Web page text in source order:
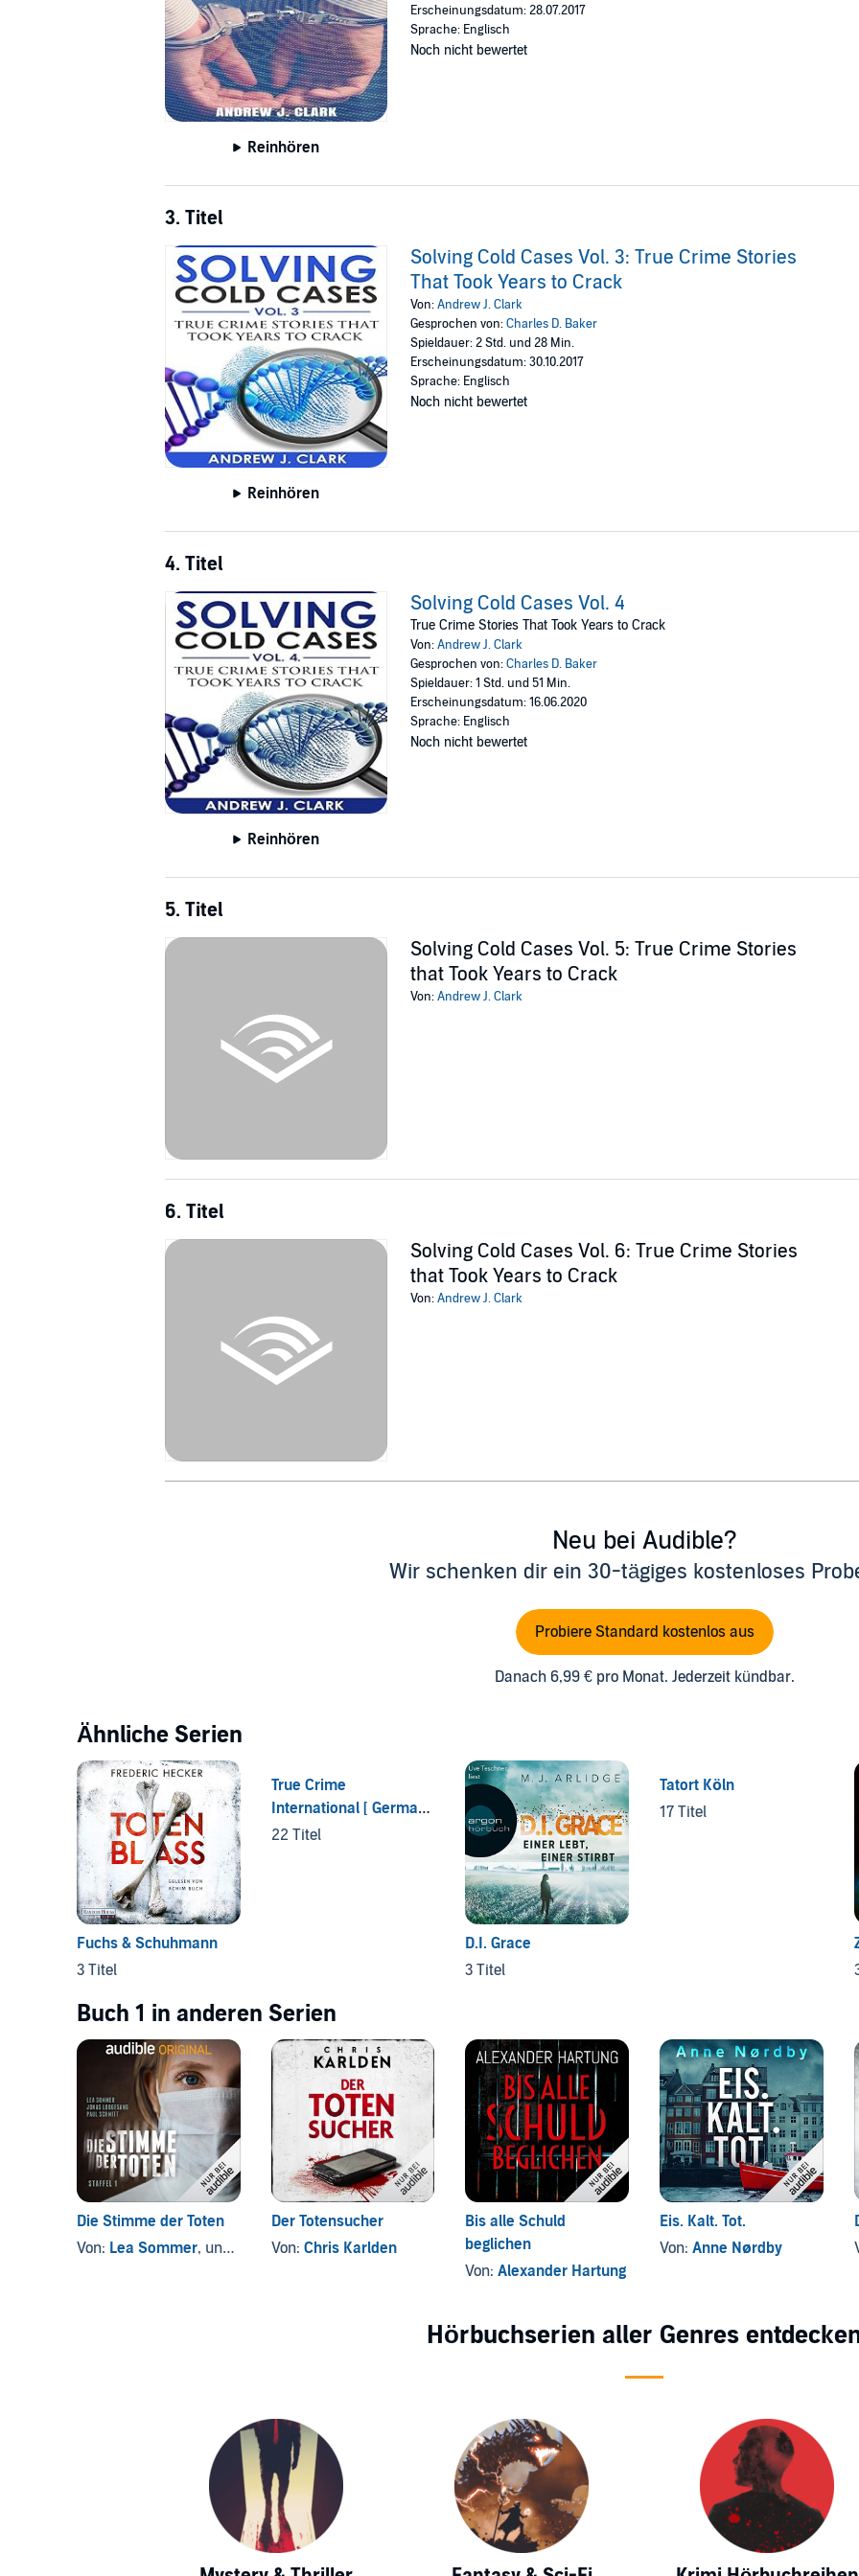
Reinhören
Erscheinungsdatum: 28.07.2017
Sprache: Englisch
Noch nicht bewertet
3. Titel
Reinhören
Solving Cold Cases Vol. 3: True Crime Stories
That Took Years to Crack
Von:Andrew J. Clark
Gesprochen von:Charles D. Baker
Spieldauer: 2 Std. und 28 Min.
Erscheinungsdatum: 30.10.2017
Sprache: Englisch
Noch nicht bewertet
4. Titel
Reinhören
Solving Cold Cases Vol. 4
True Crime Stories That Took Years to Crack
Von:Andrew J. Clark
Gesprochen von:Charles D. Baker
Spieldauer: 1 Std. und 51 Min.
Erscheinungsdatum: 16.06.2020
Sprache: Englisch
Noch nicht bewertet
5. Titel
Solving Cold Cases Vol. 5: True Crime Stories
that Took Years to Crack
Von:Andrew J. Clark
6. Titel
Solving Cold Cases Vol. 6: True Crime Stories
that Took Years to Crack
Von:Andrew J. Clark
Neu bei Audible?
Wir schenken dir ein 30-tägiges kostenloses
Probiere Standard kostenlos aus
Danach 6,99 € pro Monat. Jederzeit kündbar.
Ähnliche Serien
Fuchs & Schuhmann
3 Titel
True Crime
International [ German
Edition ]
22 Titel
D.I. Grace
3 Titel
Tatort Köln
17 Titel
Buch 1 in anderen Serien
Die Stimme der Toten
Von: Lea Sommer, und andere
Der Totensucher
Von: Chris Karlden
Bis alle Schuld
beglichen
Von:Alexander Hartung
Eis. Kalt. Tot.
Von: Anne Nørdby
Hörbuchserien aller Genres